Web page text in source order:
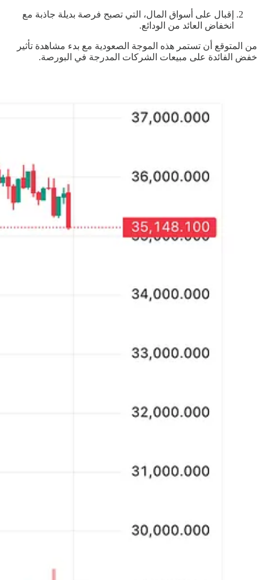
إقبال على أسواق المال، التي تصبح فرصة بديلة جاذبة مع
انخفاض العائد من الودائع.
من المتوقع أن تستمر هذه الموجة الصعودية مع بدء مشاهدة تأثير
خفض الفائدة على مبيعات الشركات المدرجة في البورصة.